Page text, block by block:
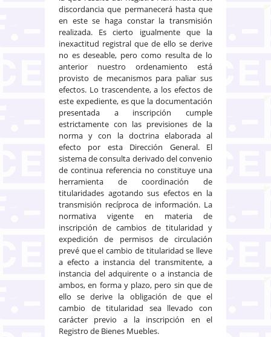
discordancia que permanecerá hasta que
en este se haga constar la transmisión
realizada. Es cierto igualmente que la
inexactitud registral que de ello se derive
no es deseable, pero como resulta de lo
anterior nuestro ordenamiento está
provisto de mecanismos para paliar sus
efectos. Lo trascendente, a los efectos de
este expediente, es que la documentación
presentada a inscripción cumple
estrictamente con las previsiones de la
norma y con la doctrina elaborada al
efecto por esta Dirección General. El
sistema de consulta derivado del convenio
de continua referencia no constituye una
herramienta de coordinación de
titularidades agotando sus efectos en la
transmisión recíproca de información. La
normativa vigente en materia de
inscripción de cambios de titularidad y
expedición de permisos de circulación
prevé que el cambio de titularidad se lleve
a efecto a instancia del transmitente, a
instancia del adquirente o a instancia de
ambos, en forma y plazo, pero sin que de
ello se derive la obligación de que el
cambio de titularidad sea llevado con
carácter previo a la inscripción en el
Registro de Bienes Muebles.